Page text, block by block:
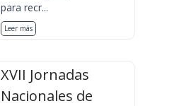
para recr...
Leer más
XVII Jornadas
Nacionales de